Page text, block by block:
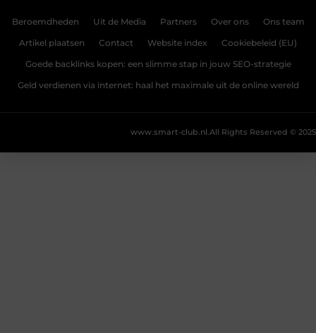
Beroemdheden Uit de Media Partners Over ons Ons team
Artikel plaatsen Contact Website index Cookiebeleid (EU)
Goede backlinks kopen: een slimme stap in jouw SEO-strategie
Geld verdienen via internet: haal het maximale uit de online wereld
All Rights Reserved © 2025
www.smart-club.nl.